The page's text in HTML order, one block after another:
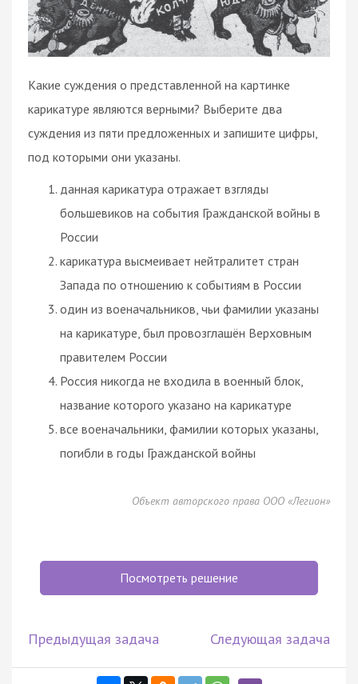
Какие суждения о представленной на картинке
карикатуре являются верными? Выберите два
суждения из пяти предложенных и запишите цифры,
под которыми они указаны.
данная карикатура отражает взгляды
большевиков на события Гражданской войны в
России
карикатура высмеивает нейтралитет стран
Запада по отношению к событиям в России
один из военачальников, чьи фамилии указаны
на карикатуре, был провозглашён Верховным
правителем России
Россия никогда не входила в военный блок,
название которого указано на карикатуре
все военачальники, фамилии которых указаны,
погибли в годы Гражданской войны
Объект авторского права ООО «Легион»
Посмотреть решение
Предыдущая задача Следующая задача